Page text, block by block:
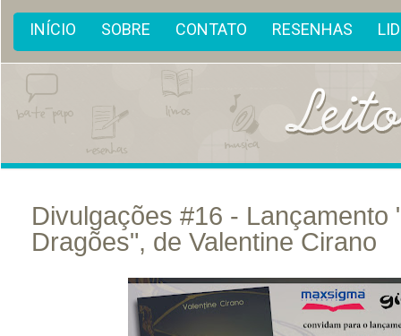
INÍCIO SOBRE CONTATO RESENHAS
Divulgações #16 - Lançamento
Dragões", de Valentine Cirano